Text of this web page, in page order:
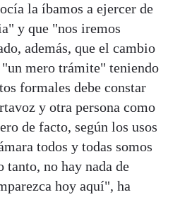
la íbamos a ejercer de
y que "nos iremos
además, que el cambio
mero trámite" teniendo
formales debe constar
y otra persona como
de facto, según los usos
todos y todas somos
tanto, no hay nada de
hoy aquí", ha